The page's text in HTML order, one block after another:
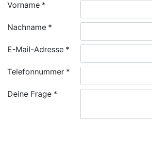
Vorname
Nachname
E-Mail-Adresse
Telefonnummer
Deine Frage